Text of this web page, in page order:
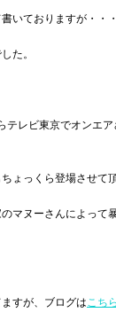
いておりますが・・・
た。
テレビ東京でオンエ
ょっくら登場させて
マヌーさんによって
すが、ブログはこちら